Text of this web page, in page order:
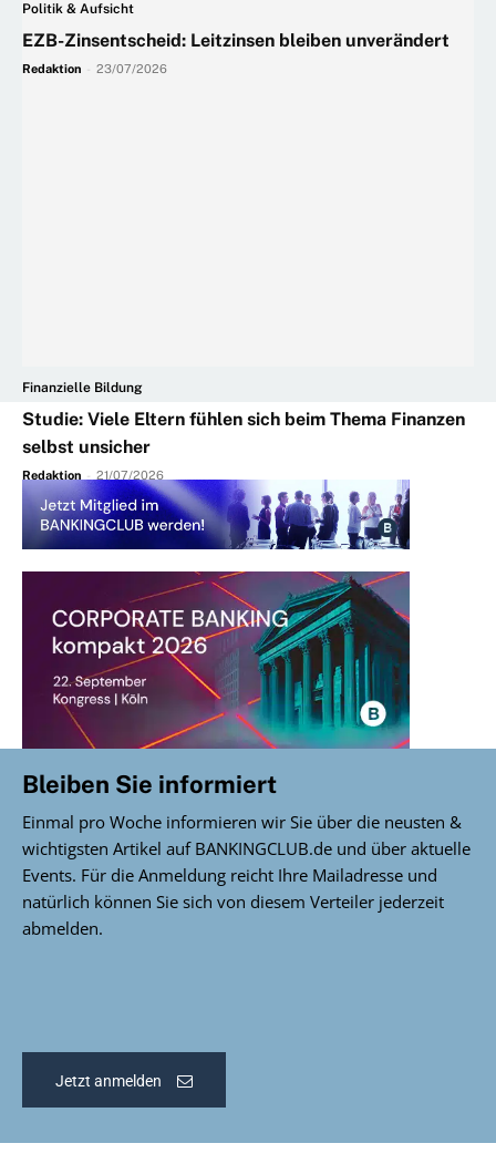
Politik & Aufsicht
EZB-Zinsentscheid: Leitzinsen bleiben unverändert
Redaktion 23/07/2026
Finanzielle Bildung
Studie: Viele Eltern fühlen sich beim Thema Finanzen
selbst unsicher
Redaktion - 21/07/2026
Bleiben Sie informiert
Einmal pro Woche informieren wir Sie über die neusten &
wichtigsten Artikel auf BANKINGCLUB.de und über aktuelle
Events. Für die Anmeldung reicht Ihre Mailadresse und
natürlich können Sie sich von diesem Verteiler jederzeit
abmelden.
Jetzt anmelden